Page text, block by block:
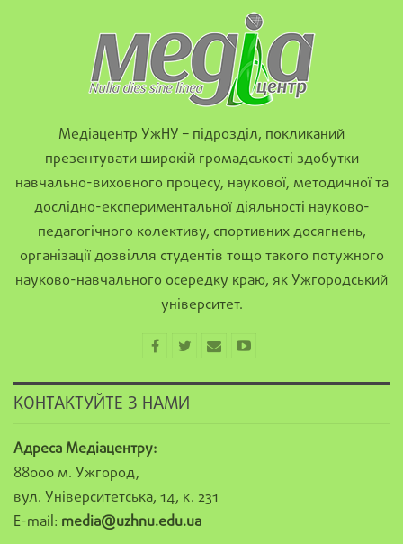
Медіацентр УжНУ – підрозділ, покликаний
презентувати широкій громадськості здобутки
навчально-виховного процесу, наукової, методичної та
дослідно-експериментальної діяльності науково-
педагогічного колективу, спортивних досягнень,
організації дозвілля студентів тощо такого потужного
науково-навчального осередку краю, як Ужгородський
університет.
КОНТАКТУЙТЕ З НАМИ
Адреса Медіацентру:
88000 м. Ужгород,
вул. Університетська, 14, к. 231
E-mail: media@uzhnu.edu.ua